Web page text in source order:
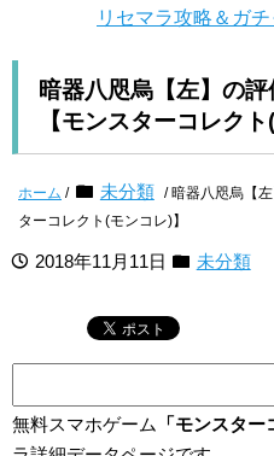
リセマラ攻略＆ガ
暗器八咫烏【左】の
【モンスターコレクト
ホーム / 未分類 / 暗器八咫烏【
ターコレクト(モンコレ)】
2018年11月11日 未分類
無料スマホゲーム
「モンスター